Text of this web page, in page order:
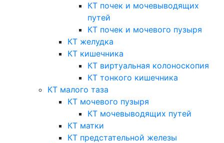
КТ почек и мочевыводящих
путей
КТ почек и мочевого пузыря
КТ желудка
КТ кишечника
КТ виртуальная колоноскопия
КТ тонкого кишечника
КТ малого таза
КТ мочевого пузыря
КТ мочевыводящих путей
КТ матки
КТ предстательной железы